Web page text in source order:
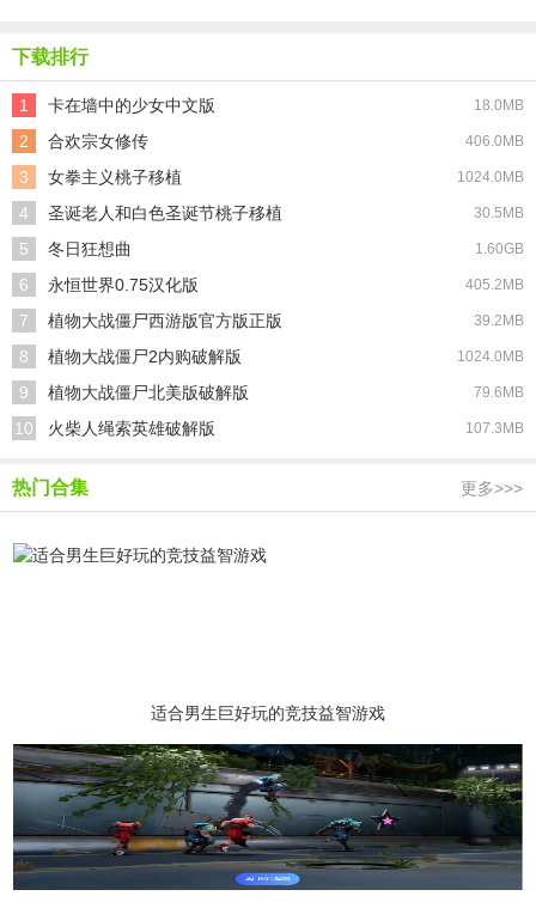
下载排行
1 卡在墙中的少女中文版 18.0MB
2 合欢宗女修传 406.0MB
3 女拳主义桃子移植 1024.0MB
4 圣诞老人和白色圣诞节桃子移植 30.5MB
5 冬日狂想曲 1.60GB
6 永恒世界0.75汉化版 405.2MB
7 植物大战僵尸西游版官方版正版 39.2MB
8 植物大战僵尸2内购破解版 1024.0MB
9 植物大战僵尸北美版破解版 79.6MB
10 火柴人绳索英雄破解版 107.3MB
热门合集 更多>>>
适合男生巨好玩的竞技益智游戏